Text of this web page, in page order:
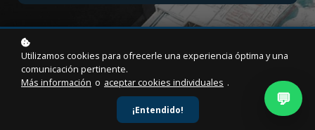
💬
Utilizamos cookies para ofrecerle una experiencia óptima y una
comunicación pertinente.
Más información o aceptar cookies individuales .
¡Entendido!